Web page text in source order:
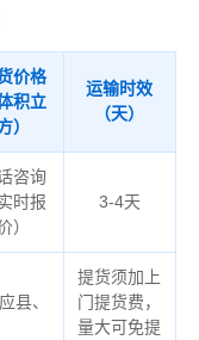
价格
体积立
）
运输时效
（天）
咨询
实时报
）
3-4天
县、
提货须加上
门提货费，
量大可免提